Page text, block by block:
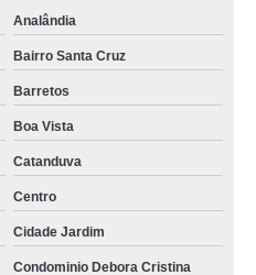
Analândia
Bairro Santa Cruz
Barretos
Boa Vista
Catanduva
Centro
Cidade Jardim
Condominio Debora Cristina